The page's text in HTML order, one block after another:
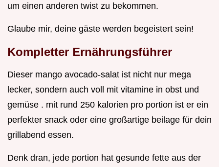
um einen anderen twist zu bekommen.
Glaube mir, deine gäste werden begeistert sein!
Kompletter Ernährungsführer
Dieser mango avocado-salat ist nicht nur mega
lecker, sondern auch voll mit vitamine in obst und
gemüse . mit rund 250 kalorien pro portion ist er ein
perfekter snack oder eine großartige beilage für dein
grillabend essen.
Denk dran, jede portion hat gesunde fette aus der